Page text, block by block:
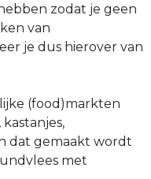
zodat je geen
van
je dus hierover van
(food)markten
dat gemaakt wordt
met